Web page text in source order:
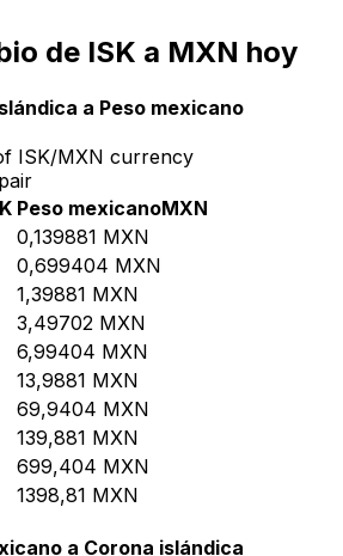
de ISK a MXN hoy
a Peso mexicano
ISK/MXN currency
pair
Peso mexicanoMXN
0,139881 MXN
0,699404 MXN
1,39881 MXN
3,49702 MXN
6,99404 MXN
13,9881 MXN
69,9404 MXN
139,881 MXN
699,404 MXN
1398,81 MXN
a Corona islándica